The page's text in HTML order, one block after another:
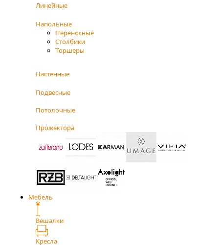
Линейные
Напольные
Переносные
Столбики
Торшеры
Настенные
Подвесные
Потолочные
Прожектора
Мебель
Вешалки
Кресла